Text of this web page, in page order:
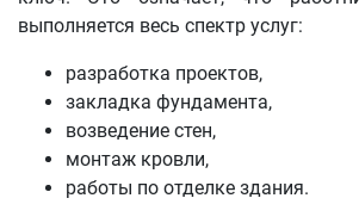
выполняется весь спектр услуг:
разработка проектов,
закладка фундамента,
возведение стен,
монтаж кровли,
работы по отделке здания.